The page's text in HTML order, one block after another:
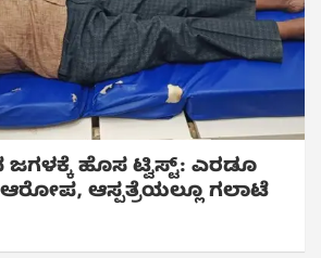
ಹೊಸ ಟ್ವಿಸ್ಟ್: ಎರಡೂ
ಆಸ್ಪತ್ರೆಯಲ್ಲೂ ಗಲಾಟೆ